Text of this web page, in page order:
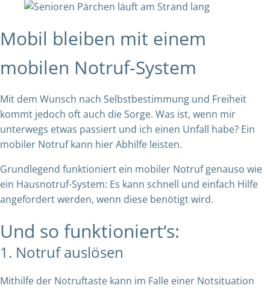
Mobil bleiben mit einem
mobilen Notruf-System
Mit dem Wunsch nach Selbstbestimmung und Freiheit
kommt jedoch oft auch die Sorge. Was ist, wenn mir
unterwegs etwas passiert und ich einen Unfall habe? Ein
mobiler Notruf kann hier Abhilfe leisten.
Grundlegend funktioniert ein mobiler Notruf genauso wie
ein Hausnotruf-System: Es kann schnell und einfach Hilfe
angefordert werden, wenn diese benötigt wird.
Und so funktioniert‘s:
1. Notruf auslösen
Mithilfe der Notruftaste kann im Falle einer Notsituation